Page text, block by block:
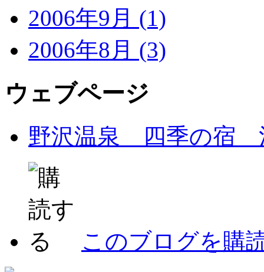
2006年9月 (1)
2006年8月 (3)
ウェブページ
野沢温泉 四季の宿
このブログを購